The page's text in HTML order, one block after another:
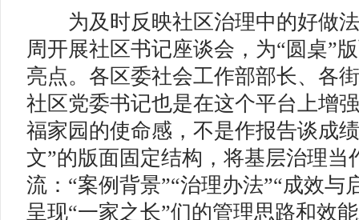
为及时反映社区治理中的好做法
周开展社区书记座谈会，为“圆桌”
亮点。各区委社会工作部部长、各
社区党委书记也是在这个平台上增
福家园的使命感，不是作报告谈成
文”的版面固定结构，将基层治理当
流：“案例背景”“治理办法”“成效与
呈现“一家之长”们的管理思路和效